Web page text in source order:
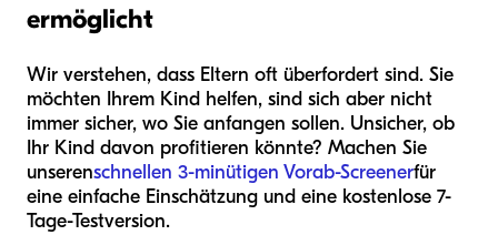
ermöglicht
Wir verstehen, dass Eltern oft überfordert sind. Sie
möchten Ihrem Kind helfen, sind sich aber nicht
immer sicher, wo Sie anfangen sollen. Unsicher, ob
Ihr Kind davon profitieren könnte? Machen Sie
unserenschnellen 3-minütigen Vorab-Screenerfür
eine einfache Einschätzung und eine kostenlose 7-
Tage-Testversion.